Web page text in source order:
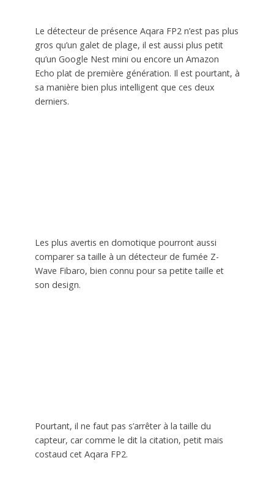
Le détecteur de présence Aqara FP2 n’est pas plus
gros qu’un galet de plage, il est aussi plus petit
qu’un Google Nest mini ou encore un Amazon
Echo plat de première génération. Il est pourtant, à
sa manière bien plus intelligent que ces deux
derniers.
Les plus avertis en domotique pourront aussi
comparer sa taille à un détecteur de fumée Z-
Wave Fibaro, bien connu pour sa petite taille et
son design.
Pourtant, il ne faut pas s’arrêter à la taille du
capteur, car comme le dit la citation, petit mais
costaud cet Aqara FP2.